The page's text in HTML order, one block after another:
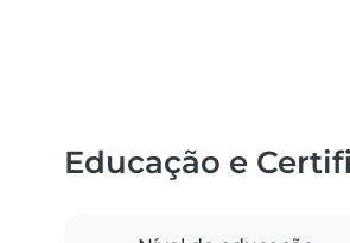
Educação e